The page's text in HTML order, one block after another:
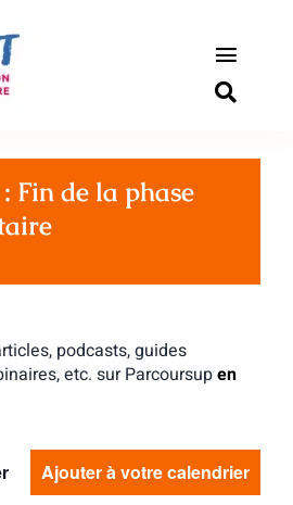
Toggle
Fin de la phase
podcasts, guides
etc. sur Parcoursupen
Ajouter à votre calendrier